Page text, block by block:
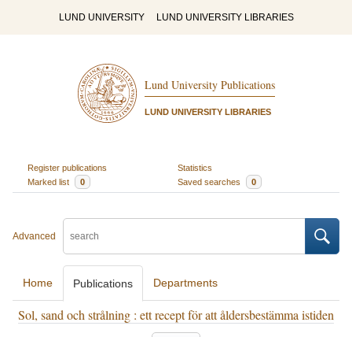
LUND UNIVERSITY LUND UNIVERSITY LIBRARIES
Lund University Publications
LUND UNIVERSITY LIBRARIES
Register publications
Statistics
Marked list
0 Saved searches 0
Advanced
Home Publications Departments
Sol, sand och strålning : ett recept för att åldersbestämma istiden